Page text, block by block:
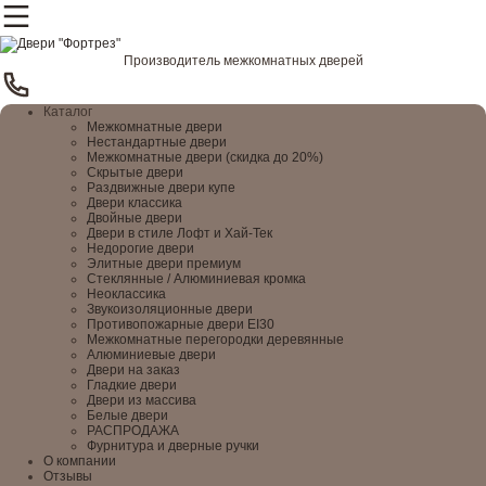
Производитель межкомнатных дверей
Каталог
Межкомнатные двери
Нестандартные двери
Межкомнатные двери (скидка до 20%)
Скрытые двери
Раздвижные двери купе
Двери классика
Двойные двери
Двери в стиле Лофт и Хай-Тек
Недорогие двери
Элитные двери премиум
Стеклянные / Алюминиевая кромка
Неоклассика
Звукоизоляционные двери
Противопожарные двери EI30
Межкомнатные перегородки деревянные
Алюминиевые двери
Двери на заказ
Гладкие двери
Двери из массива
Белые двери
РАСПРОДАЖА
Фурнитура и дверные ручки
О компании
Отзывы